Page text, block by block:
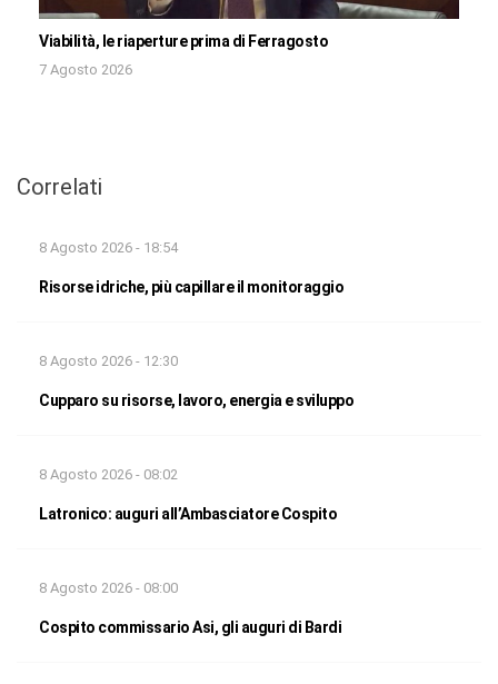
Viabilità, le riaperture prima di Ferragosto
7 Agosto 2026
Correlati
8 Agosto 2026 - 18:54
Risorse idriche, più capillare il monitoraggio
8 Agosto 2026 - 12:30
Cupparo su risorse, lavoro, energia e sviluppo
8 Agosto 2026 - 08:02
Latronico: auguri all’Ambasciatore Cospito
8 Agosto 2026 - 08:00
Cospito commissario Asi, gli auguri di Bardi